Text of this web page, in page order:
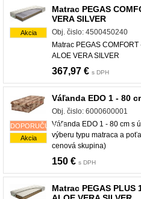
Akcia
Matrac PEGAS
VERA SILVER
Obj. čislo: 4500450240
Matrac PEGAS
ALOE VERA SILVER
367,97 € s DPH
DOPORUČUJEME
Akcia
Váľanda EDO 1 - 80
Obj. čislo: 6000600001
Váľanda EDO 1 - 80 cm s
výberu typu matraca a
cenová skupina)
150 € s DPH
Matrac PEGAS